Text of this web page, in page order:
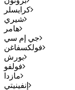
كرايسلر
شيري
هامر
جي إم سي
فولكسفاغن
بورش
فولفو
مازدا
إنفينيتي